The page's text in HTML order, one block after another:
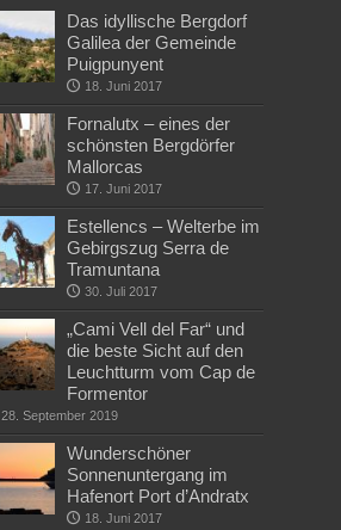
Das idyllische Bergdorf
Galilea der Gemeinde
Puigpunyent
18. Juni 2017
Fornalutx – eines der
schönsten Bergdörfer
Mallorcas
17. Juni 2017
Estellencs – Welterbe im
Gebirgszug Serra de
Tramuntana
30. Juli 2017
„Cami Vell del Far“ und
die beste Sicht auf den
Leuchtturm vom Cap de
Formentor
28. September 2019
Wunderschöner
Sonnenuntergang im
Hafenort Port d’Andratx
18. Juni 2017